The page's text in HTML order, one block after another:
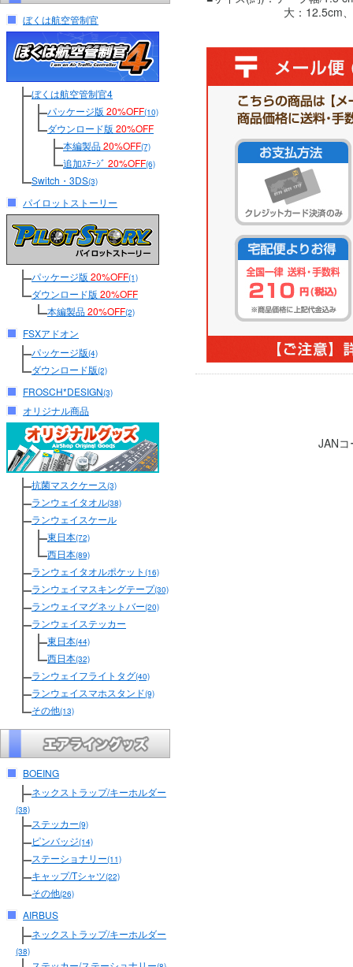
ぼくは航空管制官
ぼくは航空管制官4
パッケージ版 20%OFF(10)
ダウンロード版 20%OFF
本編製品20%OFF(7)
追加ｽﾃｰｼﾞ 20%OFF(6)
Switch・3DS(3)
パイロットストーリー
パッケージ版 20%OFF(1)
ダウンロード版 20%OFF
本編製品20%OFF(2)
FSXアドオン
パッケージ版(4)
ダウンロード版(2)
FROSCH*DESIGN(3)
オリジナル商品
抗菌マスクケース(3)
ランウェイタオル(38)
ランウェイスケール
東日本(72)
西日本(89)
ランウェイタオルポケット (16)
ランウェイマスキングテープ(30)
ランウェイマグネットバー(20)
ランウェイステッカー
東日本(44)
西日本(32)
ランウェイフライトタグ(40)
ランウェイスマホスタンド(9)
その他(13)
BOEING
ネックストラップ/キーホルダー
(38)
ステッカー(9)
ピンバッジ(14)
ステーショナリー(11)
キャップ/Tシャツ(22)
その他(26)
AIRBUS
ネックストラップ/キーホルダー
(38)
大：12.5cm、小
JAN